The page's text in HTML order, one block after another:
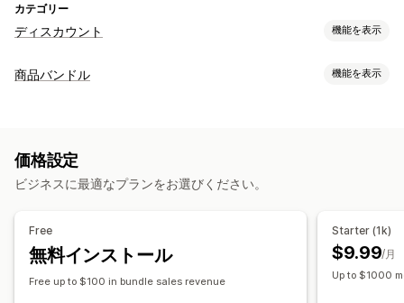
カテゴリー
ディスカウント 機能を表示
ディスカウントの種類
カートディスカウント
商品バンドル 期間限定オファー クロスセルディスカウント
ディスカウント管理
編集ツール
通貨換算
商品バンドル 機能を表示
バリエーションバンドル
サンプルパック 卸売バンドル アップセルバンドル
設定可能な価格設定方式
固定価格設定
段階的な価格設定
ボリュームディスカウント 一律割引
価格設定
ビジネスに最適なプランをお選びください。
Free
無料インストール
Free up to $100 in bundle sales revenue
Starter (1k)
$9.99/月
Up to $1000